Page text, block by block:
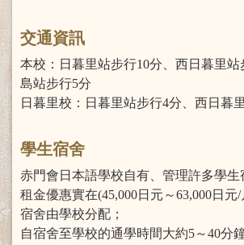
交通資訊
本校：日暮里站步行10分、西日暮里站
島站步行5分
日暮里校：日暮里站步行4分、西日暮
學生宿舍
赤門會日本語學校自有、管理許多學生
租金優惠實在(45,000日元～63,000日元/
宿舍由學校分配；
自宿舍至學校的通學時間大約5～40分鐘